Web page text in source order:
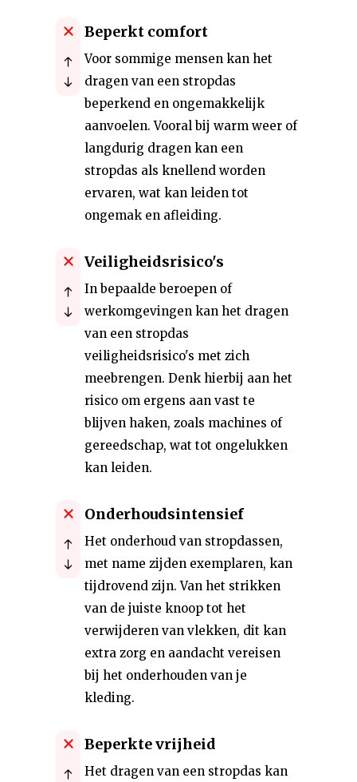
Beperkt comfort
Voor sommige mensen kan het
dragen van een stropdas
beperkend en ongemakkelijk
aanvoelen. Vooral bij warm weer of
langdurig dragen kan een
stropdas als knellend worden
ervaren, wat kan leiden tot
ongemak en afleiding.
Veiligheidsrisico's
In bepaalde beroepen of
werkomgevingen kan het dragen
van een stropdas
veiligheidsrisico's met zich
meebrengen. Denk hierbij aan het
risico om ergens aan vast te
blijven haken, zoals machines of
gereedschap, wat tot ongelukken
kan leiden.
Onderhoudsintensief
Het onderhoud van stropdassen,
met name zijden exemplaren, kan
tijdrovend zijn. Van het strikken
van de juiste knoop tot het
verwijderen van vlekken, dit kan
extra zorg en aandacht vereisen
bij het onderhouden van je
kleding.
Beperkte vrijheid
Het dragen van een stropdas kan